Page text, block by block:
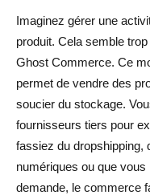
1. Marketing
3. SEO pour le trafic
4. Publicité sur les
5. Marketing de
Inconvénients du
Imaginez gérer une
produit. Cela semble
Ghost Commerce. Ce
permet de vendre des
soucier du stockage.
fournisseurs tiers pour
fassiez du dropshipping,
numériques ou que
demande, le commerce